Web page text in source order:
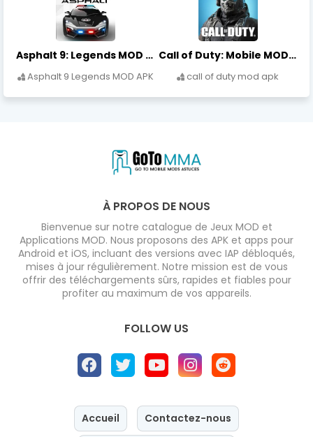
Asphalt 9: Legends MOD APK - 💎 Tokens Illimités & 🏎️ Toutes Voitures (2026)
Asphalt 9 Legends MOD APK
Call of Duty: Mobile MOD APK - 💎 CP Illimité & 🔫 Tous Skins (2026)
call of duty mod apk
À PROPOS DE NOUS
Bienvenue sur notre catalogue de Jeux MOD et
Applications MOD. Nous proposons des APK et apps pour
Android et iOS, incluant des versions avec IAP débloqués,
mises à jour régulièrement. Notre mission est de vous
offrir des téléchargements sûrs, rapides et fiables pour
profiter au maximum de vos appareils.
FOLLOW US
Accueil Contactez-nous